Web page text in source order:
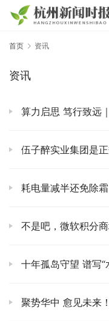
首页 资讯
资讯
算力启思 笃行致远｜全国青
伍子醉实业集团是正
耗电量减半还免除霜：
不是吧，微软积分
十年孤岛守望 谱写“
聚势华中 愈见未来！2026 首